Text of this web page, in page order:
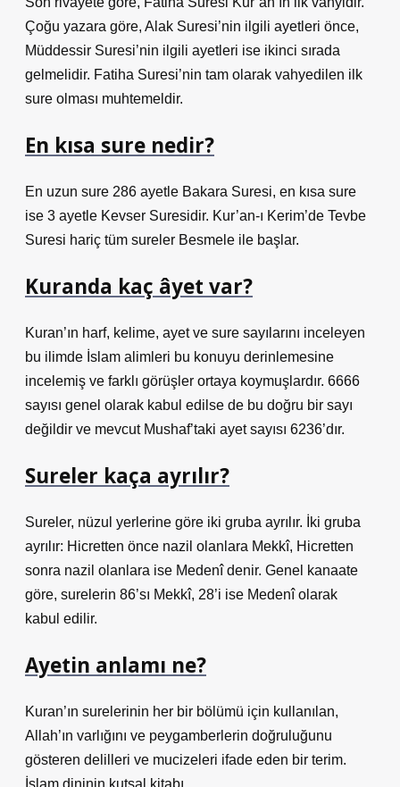
Çoğu yazara göre, Alak Suresi’nin ilgili ayetleri önce,
Müddessir Suresi’nin ilgili ayetleri ise ikinci sırada
gelmelidir. Fatiha Suresi’nin tam olarak vahyedilen ilk
sure olması muhtemeldir.
En kısa sure nedir?
En uzun sure 286 ayetle Bakara Suresi, en kısa sure
ise 3 ayetle Kevser Suresidir. Kur’an-ı Kerim’de Tevbe
Suresi hariç tüm sureler Besmele ile başlar.
Kuranda kaç âyet var?
Kuran’ın harf, kelime, ayet ve sure sayılarını inceleyen
bu ilimde İslam alimleri bu konuyu derinlemesine
incelemiş ve farklı görüşler ortaya koymuşlardır. 6666
sayısı genel olarak kabul edilse de bu doğru bir sayı
değildir ve mevcut Mushaf’taki ayet sayısı 6236’dır.
Sureler kaça ayrılır?
Sureler, nüzul yerlerine göre iki gruba ayrılır. İki gruba
ayrılır: Hicretten önce nazil olanlara Mekkî, Hicretten
sonra nazil olanlara ise Medenî denir. Genel kanaate
göre, surelerin 86’sı Mekkî, 28’i ise Medenî olarak
kabul edilir.
Ayetin anlamı ne?
Kuran’ın surelerinin her bir bölümü için kullanılan,
Allah’ın varlığını ve peygamberlerin doğruluğunu
gösteren delilleri ve mucizeleri ifade eden bir terim.
İslam dininin kutsal kitabı.